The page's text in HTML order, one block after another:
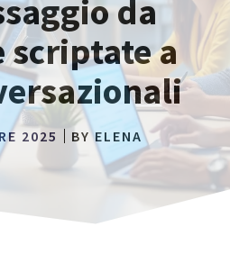
da
scriptate a
2025 BYELENA